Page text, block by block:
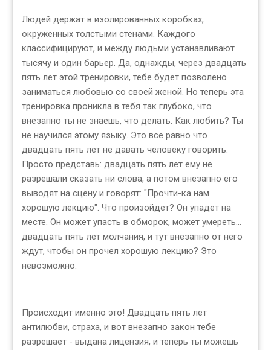
Людей держат в изолированных коробках,
окруженных толстыми стенами. Каждого
классифицируют, и между людьми устанавливают
тысячу и один барьер. Да, однажды, через двадцать
пять лет этой тренировки, тебе будет позволено
заниматься любовью со своей женой. Но теперь эта
тренировка проникла в тебя так глубоко, что
внезапно ты не знаешь, что делать. Как любить? Ты
не научился этому языку. Это все равно что
двадцать пять лет не давать человеку говорить.
Просто представь: двадцать пять лет ему не
разрешали сказать ни слова, а потом внезапно его
выводят на сцену и говорят: "Прочти-ка нам
хорошую лекцию". Что произойдет? Он упадет на
месте. Он может упасть в обморок, может умереть...
двадцать пять лет молчания, и тут внезапно от него
ждут, чтобы он прочел хорошую лекцию? Это
невозможно.
Происходит именно это! Двадцать пять лет
антилюбви, страха, и вот внезапно закон тебе
разрешает - выдана лицензия, и теперь ты можешь